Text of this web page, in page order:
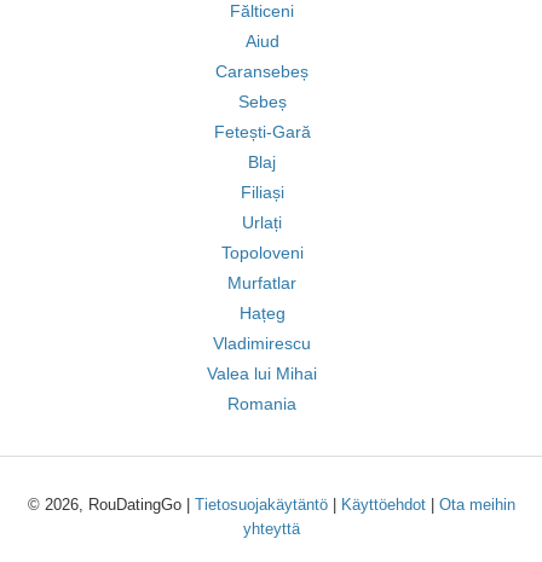
Fălticeni
Aiud
Caransebeș
Sebeș
Fetești-Gară
Blaj
Filiași
Urlați
Topoloveni
Murfatlar
Hațeg
Vladimirescu
Valea lui Mihai
Romania
© 2026, RouDatingGo | Tietosuojakäytäntö| Käyttöehdot| Ota meihin
yhteyttä